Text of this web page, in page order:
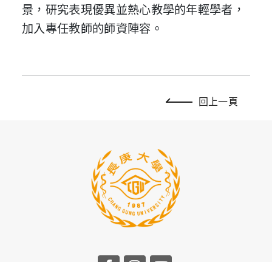
景，研究表現優異並熱心教學的年輕學者，
加入專任教師的師資陣容。
回上一頁